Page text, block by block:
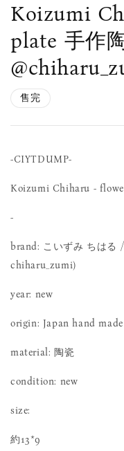
Koizumi
plate 手作
售完
-CIYTDUMP-
Koizumi Chiharu -
-
brand: こいずみ ちは
chiharu_zumi)
year: new
origin: Japan hand made
material: 陶瓷
condition: new
size:
約13*9